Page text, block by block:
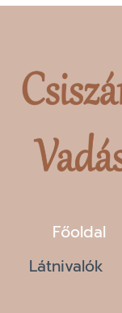
Főoldal
Látnivalók